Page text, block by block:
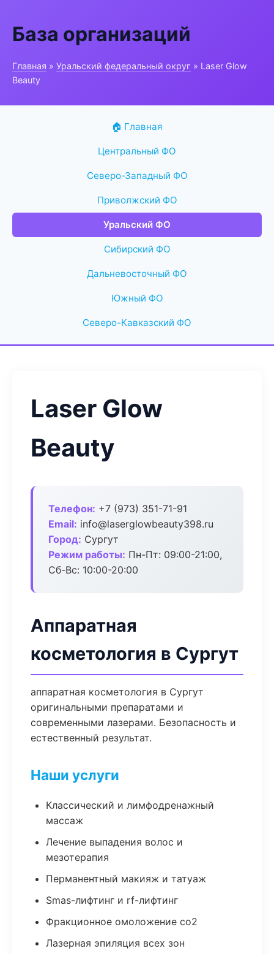
База организаций
Главная » Уральский федеральный округ » Laser Glow
Beauty
🏠 Главная
Центральный ФО
Северо-Западный ФО
Приволжский ФО
Уральский ФО
Сибирский ФО
Дальневосточный ФО
Южный ФО
Северо-Кавказский ФО
Laser Glow
Beauty
Телефон: +7 (973) 351-71-91
Email: info@laserglowbeauty398.ru
Город: Сургут
Режим работы: Пн-Пт: 09:00-21:00,
Сб-Вс: 10:00-20:00
Аппаратная
косметология в Сургут
аппаратная косметология в Сургут
оригинальными препаратами и
современными лазерами. Безопасность и
естественный результат.
Наши услуги
Классический и лимфодренажный
массаж
Лечение выпадения волос и
мезотерапия
Перманентный макияж и татуаж
Smas-лифтинг и rf-лифтинг
Фракционное омоложение co2
Лазерная эпиляция всех зон